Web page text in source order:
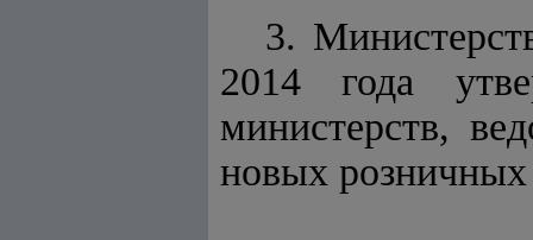
3.
2014 года
министерств,
новых розничных